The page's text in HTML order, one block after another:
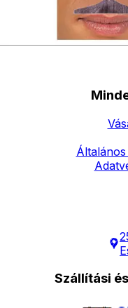
Szállítási